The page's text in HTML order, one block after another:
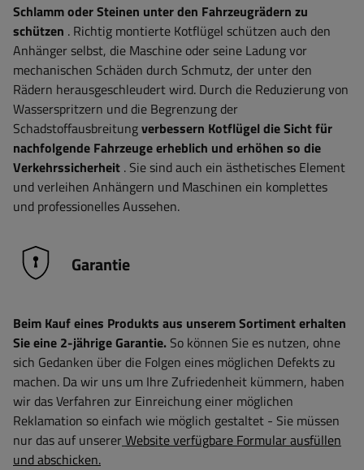
Schlamm oder Steinen unter den Fahrzeugrädern zu
schützen . Richtig montierte Kotflügel schützen auch den
Anhänger selbst, die Maschine oder seine Ladung vor
mechanischen Schäden durch Schmutz, der unter den
Rädern herausgeschleudert wird. Durch die Reduzierung von
Wasserspritzern und die Begrenzung der
Schadstoffausbreitungverbessern Kotflügel die Sicht für
nachfolgende Fahrzeuge erheblich und erhöhen so die
Verkehrssicherheit . Sie sind auch ein ästhetisches Element
und verleihen Anhängern und Maschinen ein komplettes
und professionelles Aussehen.
Garantie
Beim Kauf eines Produkts aus unserem Sortiment erhalten
Sie eine 2-jährige Garantie. So können Sie es nutzen, ohne
sich Gedanken über die Folgen eines möglichen Defekts zu
machen. Da wir uns um Ihre Zufriedenheit kümmern, haben
wir das Verfahren zur Einreichung einer möglichen
Reklamation so einfach wie möglich gestaltet - Sie müssen
nur das auf unsererWebsite verfügbare Formular ausfüllen
und abschicken.